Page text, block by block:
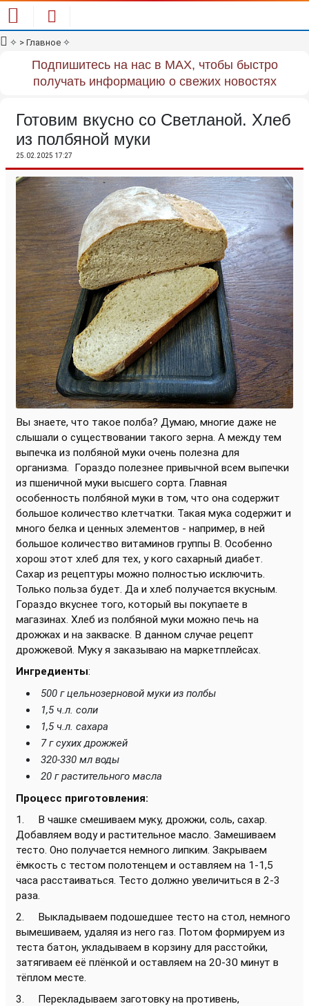
✧ > Главное ✧
Подпишитесь на нас в MAX, чтобы быстро
получать информацию о свежих новостях
Готовим вкусно со Светланой. Хлеб
из полбяной муки
25.02.2025 17:27
Вы знаете, что такое полба? Думаю, многие даже не
слышали о существовании такого зерна. А между тем
выпечка из полбяной муки очень полезна для
организма. Гораздо полезнее привычной всем выпечки
из пшеничной муки высшего сорта. Главная
особенность полбяной муки в том, что она содержит
большое количество клетчатки. Такая мука содержит и
много белка и ценных элементов - например, в ней
большое количество витаминов группы В. Особенно
хорош этот хлеб для тех, у кого сахарный диабет.
Сахар из рецептуры можно полностью исключить.
Только польза будет. Да и хлеб получается вкусным.
Гораздо вкуснее того, который вы покупаете в
магазинах. Хлеб из полбяной муки можно печь на
дрожжах и на закваске. В данном случае рецепт
дрожжевой. Муку я заказываю на маркетплейсах.
Ингредиенты:
500 г цельнозерновой муки из полбы
1,5 ч.л. соли
1,5 ч.л. сахара
7 г сухих дрожжей
320-330 мл воды
20 г растительного масла
Процесс приготовления:
1. В чашке смешиваем муку, дрожжи, соль, сахар.
Добавляем воду и растительное масло. Замешиваем
тесто. Оно получается немного липким. Закрываем
ёмкость с тестом полотенцем и оставляем на 1-1,5
часа расстаиваться. Тесто должно увеличиться в 2-3
раза.
2. Выкладываем подошедшее тесто на стол, немного
вымешиваем, удаляя из него газ. Потом формируем из
теста батон, укладываем в корзину для расстойки,
затягиваем её плёнкой и оставляем на 20-30 минут в
тёплом месте.
3. Перекладываем заготовку на противень,